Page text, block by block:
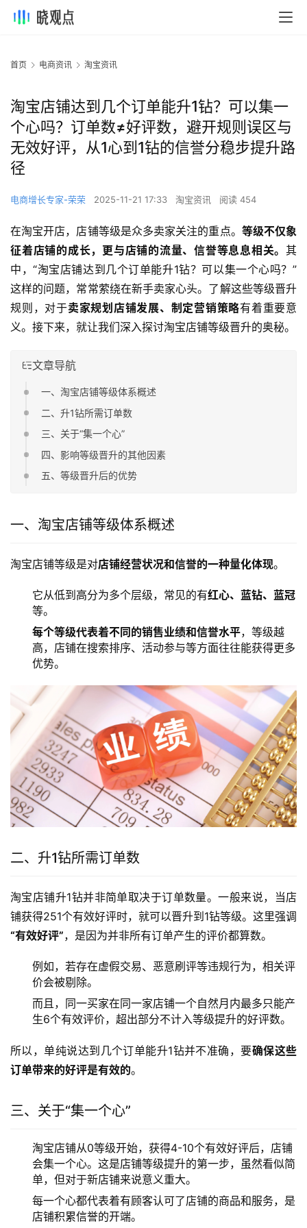
首页 电商资讯 淘宝资讯
淘宝店铺达到几个订单能升1钻？可以集一
个心吗？订单数≠好评数，避开规则误区与
无效好评，从1心到1钻的信誉分稳步提升路
径
电商增长专家-荣荣 2025-11-21 17:33 淘宝资讯 阅读 454
在淘宝开店，店铺等级是众多卖家关注的重点。 等级不仅象
征着店铺的成长，更与店铺的流量、信誉等息息相关。 其
中，“淘宝店铺达到几个订单能升1钻？可以集一个心吗？”
这样的问题，常常萦绕在新手卖家心头。了解这些等级晋升
规则，对于卖家规划店铺发展、制定营销策略有着重要意
义。接下来，就让我们深入探讨淘宝店铺等级晋升的奥秘。
文章导航
一、淘宝店铺等级体系概述
二、升1钻所需订单数
三、关于“集一个心”
四、影响等级晋升的其他因素
五、等级晋升后的优势
一、淘宝店铺等级体系概述
淘宝店铺等级是对店铺经营状况和信誉的一种量化体现。
它从低到高分为多个层级，常见的有红心、蓝钻、蓝冠
等。
每个等级代表着不同的销售业绩和信誉水平，等级越
高，店铺在搜索排序、活动参与等方面往往能获得更多
优势。
二、升1钻所需订单数
淘宝店铺升1钻并非简单取决于订单数量。一般来说，当店
铺获得251个有效好评时，就可以晋升到1钻等级。这里强调
“有效好评”，是因为并非所有订单产生的评价都算数。
例如，若存在虚假交易、恶意刷评等违规行为，相关评
价会被剔除。
而且，同一买家在同一家店铺一个自然月内最多只能产
生6个有效评价，超出部分不计入等级提升的好评数。
所以，单纯说达到几个订单能升1钻并不准确，要确保这些
订单带来的好评是有效的。
三、关于“集一个心”
淘宝店铺从0等级开始，获得4-10个有效好评后，店铺
会集一个心。这是店铺等级提升的第一步，虽然看似简
单，但对于新店铺来说意义重大。
每一个心都代表着有顾客认可了店铺的商品和服务，是
店铺积累信誉的开端。